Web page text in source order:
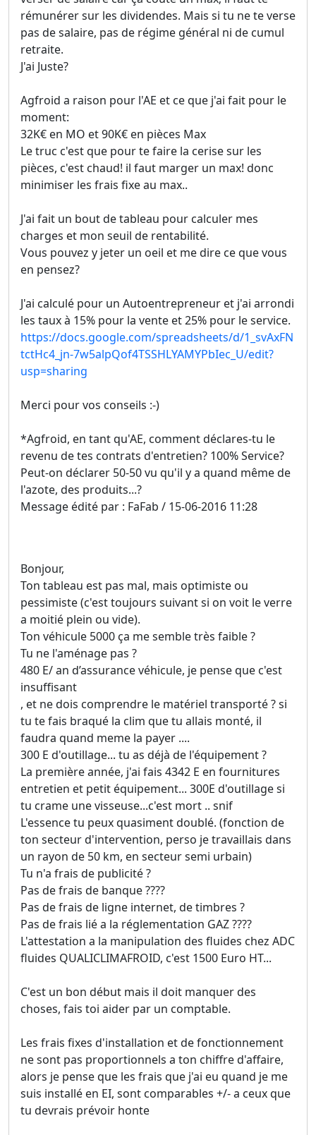
rémunérer sur les dividendes. Mais si tu ne te verse
pas de salaire, pas de régime général ni de cumul
retraite.
J'ai Juste?
Agfroid a raison pour l'AE et ce que j'ai fait pour le
moment:
32K€ en MO et 90K€ en pièces Max
Le truc c'est que pour te faire la cerise sur les
pièces, c'est chaud! il faut marger un max! donc
minimiser les frais fixe au max..
J'ai fait un bout de tableau pour calculer mes
charges et mon seuil de rentabilité.
Vous pouvez y jeter un oeil et me dire ce que vous
en pensez?
J'ai calculé pour un Autoentrepreneur et j'ai arrondi
les taux à 15% pour la vente et 25% pour le service.
https://docs.google.com/spreadsheets/d/1_svAxFN
tctHc4_jn-7w5alpQof4TSSHLYAMYPbIec_U/edit?
usp=sharing
Merci pour vos conseils :-)
*Agfroid, en tant qu'AE, comment déclares-tu le
revenu de tes contrats d'entretien? 100% Service?
Peut-on déclarer 50-50 vu qu'il y a quand même de
l'azote, des produits...?
Message édité par : FaFab / 15-06-2016 11:28
Bonjour,
Ton tableau est pas mal, mais optimiste ou
pessimiste (c'est toujours suivant si on voit le verre
a moitié plein ou vide).
Ton véhicule 5000 ça me semble très faible ?
Tu ne l'aménage pas ?
480 E/ an d’assurance véhicule, je pense que c'est
insuffisant
, et ne dois comprendre le matériel transporté ? si
tu te fais braqué la clim que tu allais monté, il
faudra quand meme la payer ....
300 E d'outillage... tu as déjà de l'équipement ?
La première année, j'ai fais 4342 E en fournitures
entretien et petit équipement... 300E d'outillage si
tu crame une visseuse...c'est mort .. snif
L'essence tu peux quasiment doublé. (fonction de
ton secteur d'intervention, perso je travaillais dans
un rayon de 50 km, en secteur semi urbain)
Tu n'a frais de publicité ?
Pas de frais de banque ????
Pas de frais de ligne internet, de timbres ?
Pas de frais lié a la réglementation GAZ ????
L'attestation a la manipulation des fluides chez ADC
fluides QUALICLIMAFROID, c'est 1500 Euro HT...
C'est un bon début mais il doit manquer des
choses, fais toi aider par un comptable.
Les frais fixes d'installation et de fonctionnement
ne sont pas proportionnels a ton chiffre d'affaire,
alors je pense que les frais que j'ai eu quand je me
suis installé en EI, sont comparables +/- a ceux que
tu devrais prévoir honte